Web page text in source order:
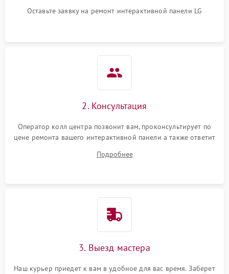
Оставьте заявку на ремонт интерактивной панели LG
2. Консультация
Оператор колл центра позвонит вам, проконсультирует по
цене ремонта вашего интерактивной панели а также ответит
Подробнее
3. Выезд мастера
Наш курьер приедет к вам в удобное для вас время. Заберет